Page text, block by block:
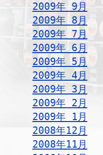
2009年 9月
2009年 8月
2009年 7月
2009年 6月
2009年 5月
2009年 4月
2009年 3月
2009年 2月
2009年 1月
2008年12月
2008年11月